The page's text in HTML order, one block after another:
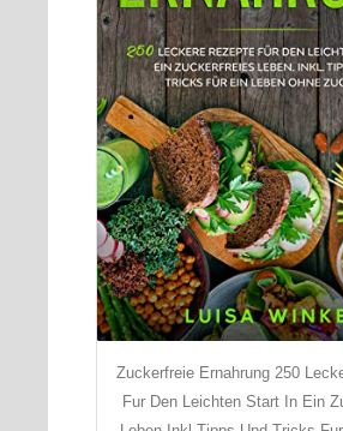
Zuckerfreie Ernahrung 250
Fur Den Leichten Start In Ein